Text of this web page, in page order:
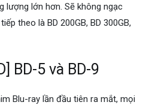
lượng lớn hơn. Sẽ không ngạc
theo là BD 200GB, BD 300GB,
BD-5 và BD-9
Blu-ray lần đầu tiên ra mắt, mọi